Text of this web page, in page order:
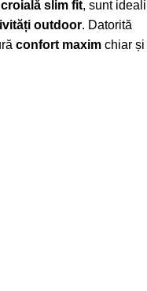
croială slim fit, sunt ideali
outdoor. Datorită
confort maxim chiar și